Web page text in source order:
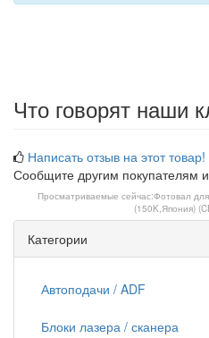
Что говорят наши
Написать отзыв на этот товар!
Сообщите другим покупателям
Просматриваемые сейчас:Фотовал
(150K,Япония)
Категории
Автоподачи / ADF
Блоки лазера / сканера